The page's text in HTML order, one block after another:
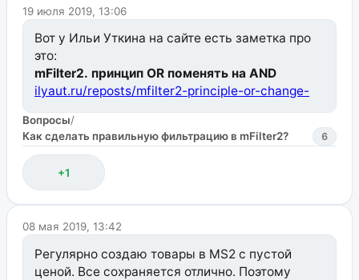
        }
return $this->failure('Authentication
    }
    /**
     * @return ResponseInterface
     */
    public function patch()
    {
if ($password = trim($this-
            $this->user->password = $password;
        return $this->get();
}
19 июля 2019, 13:06
Вот у Ильи Уткина на сайте есть заметка про
это:
mFilter2. принцип OR поменять на AND
ilyaut.ru/reposts/mfilter2-principle-or-change-
Сам делал по ней. Все получилось. Правда
пришлось немного повозиться.
Вопросы/
Как сделать правильную фильтрацию в mFilter2?
6
+1
08 мая 2019, 13:42
Регулярно создаю товары в MS2 с пустой
ценой. Все сохраняется отлично. Поэтому